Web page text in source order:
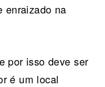
enraizado na
por isso deve ser
é um local